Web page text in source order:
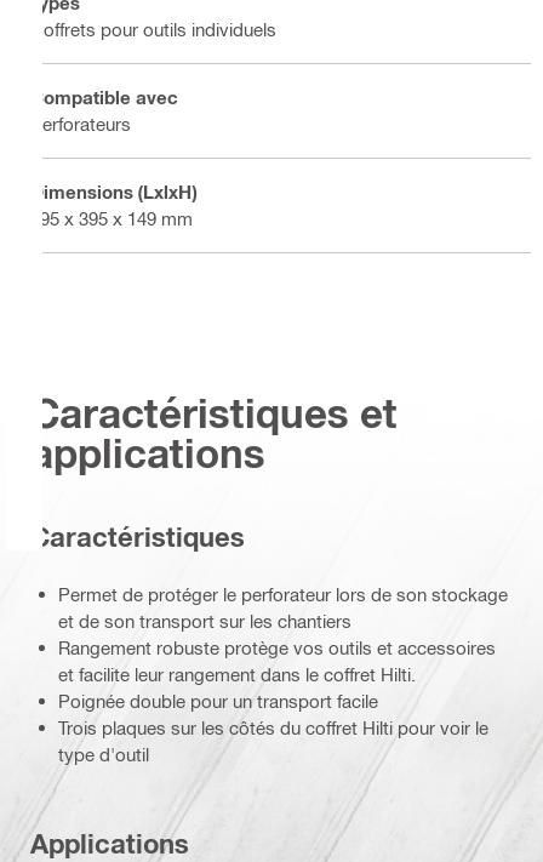
Coffrets pour outils individuels
Compatible avec
Perforateurs
Dimensions (LxlxH)
495 x 395 x 149 mm
Caractéristiques et
applications
Caractéristiques
Permet de protéger le perforateur lors de son stockage
et de son transport sur les chantiers
Rangement robuste protège vos outils et accessoires
et facilite leur rangement dans le coffret Hilti.
Poignée double pour un transport facile
Trois plaques sur les côtés du coffret Hilti pour voir le
type d'outil
Applications